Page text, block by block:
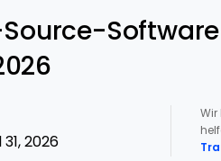
Source-
2026
Wir